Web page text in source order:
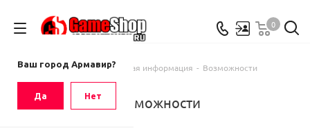
Ваш город Армавир?
Да Нет
0
Главная - Справочная информация - Возможности
Возможности